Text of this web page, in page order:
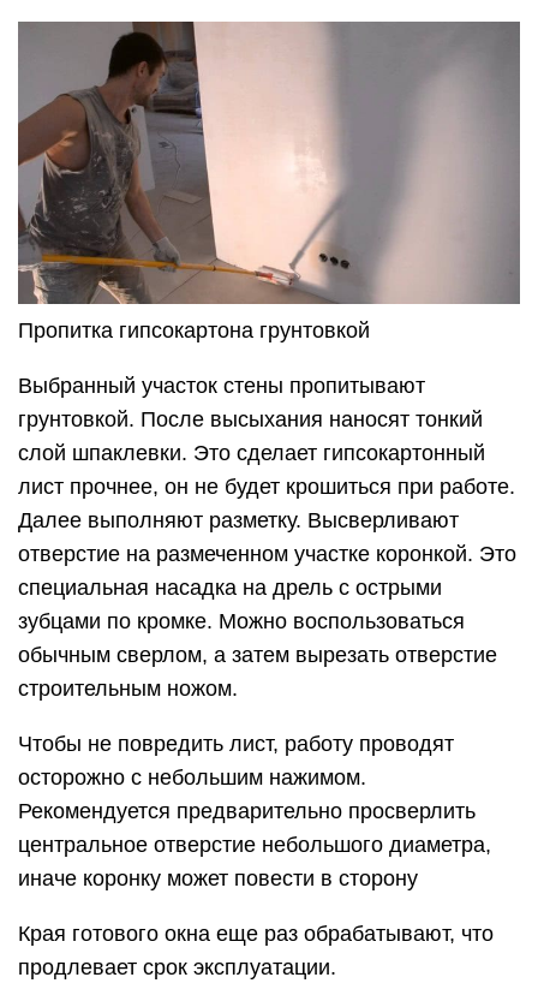
Пропитка гипсокартона грунтовкой
Выбранный участок стены пропитывают
грунтовкой. После высыхания наносят тонкий
слой шпаклевки. Это сделает гипсокартонный
лист прочнее, он не будет крошиться при работе.
Далее выполняют разметку. Высверливают
отверстие на размеченном участке коронкой. Это
специальная насадка на дрель с острыми
зубцами по кромке. Можно воспользоваться
обычным сверлом, а затем вырезать отверстие
строительным ножом.
Чтобы не повредить лист, работу проводят
осторожно с небольшим нажимом.
Рекомендуется предварительно просверлить
центральное отверстие небольшого диаметра,
иначе коронку может повести в сторону
Края готового окна еще раз обрабатывают, что
продлевает срок эксплуатации.